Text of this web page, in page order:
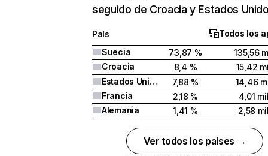
seguido de Croacia y Estados
País
Todos los
Suecia
73,87 %
135,56
Croacia
8,4 %
15,42
Estados Unidos
7,88 %
14,46
Francia
2,18 %
4,01
Alemania
1,41 % 2,58
Ver todos los países →